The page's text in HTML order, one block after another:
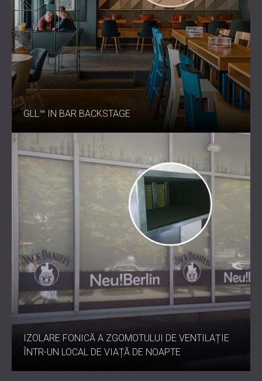
GLL™ IN BAR BACKSTAGE
IZOLARE FONICĂ A ZGOMOTULUI DE VENTILAȚIE
ÎNTR-UN LOCAL DE VIAȚĂ DE NOAPTE